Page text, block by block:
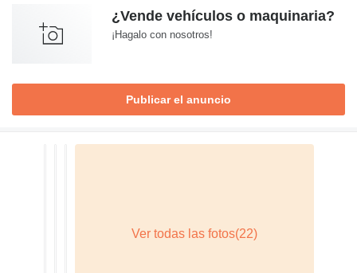
¿Vende vehículos o maquinaria?
¡Hagalo con nosotros!
Publicar el anuncio